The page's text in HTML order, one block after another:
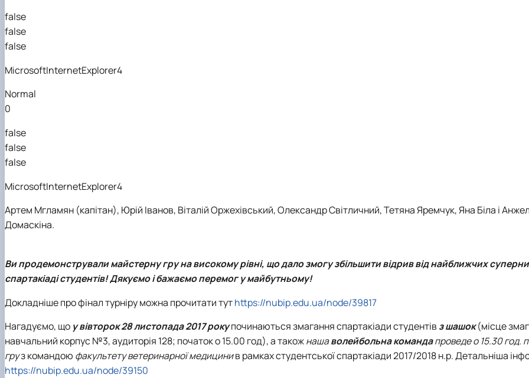
false
false
false
MicrosoftInternetExplorer4
Normal
0
false
false
false
MicrosoftInternetExplorer4
Артем Мгламян (капітан), Юрій Іванов, Віталій Оржехівський,Олександр Світличний,Тетяна Яремчук,Яна Біла і
Домаскіна.
Ви продемонстрували майстерну гру на високому рівні, що дало змогу збільшити відрив від найближчих
спартакіаді студентів! Дякуємо і бажаємо перемог у майбутньому!
Докладніше про фінал турніру можна прочитати тутhttps://nubip.edu.ua/node/39817
Нагадуємо, що у вівторок 28 листопада 2017 рокупочинаються змагання спартакіади студентів з шашок(місце
навчальний корпус №3, аудиторія 128; початок о 15.00 год), а такожнашаволейбольна командапроведе о 15.30 год.
груз командою факультету ветеринарної медицинив рамках студентської спартакіади 2017/2018 н.р. Детальніша
https://nubip.edu.ua/node/39150